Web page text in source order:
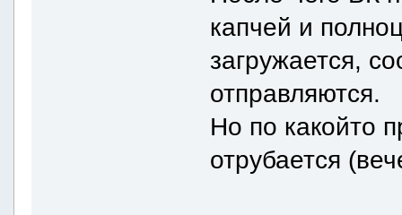
капчей и
загружается,
отправляются.
Но по какойто
отрубается